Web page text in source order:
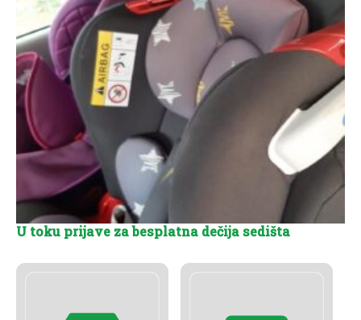
U toku prijave za besplatna dečija sedišta